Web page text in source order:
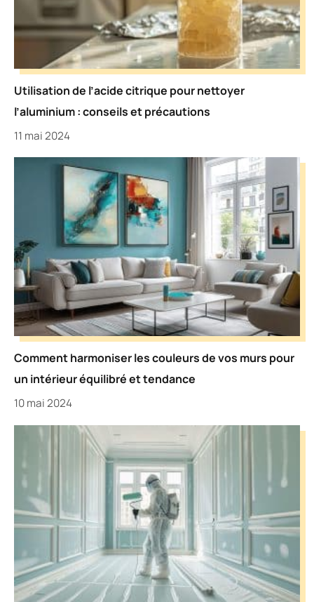
Utilisation de l’acide citrique pour nettoyer
l’aluminium : conseils et précautions
11 mai 2024
Comment harmoniser les couleurs de vos murs pour
un intérieur équilibré et tendance
10 mai 2024